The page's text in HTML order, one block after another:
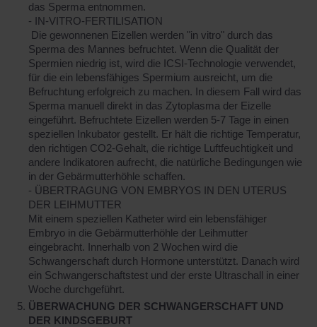
das Sperma entnommen.
- IN-VITRO-FERTILISATION
Die gewonnenen Eizellen werden "in vitro" durch das
Sperma des Mannes befruchtet. Wenn die Qualität der
Spermien niedrig ist, wird die ICSI-Technologie verwendet,
für die ein lebensfähiges Spermium ausreicht, um die
Befruchtung erfolgreich zu machen. In diesem Fall wird das
Sperma manuell direkt in das Zytoplasma der Eizelle
eingeführt. Befruchtete Eizellen werden 5-7 Tage in einen
speziellen Inkubator gestellt. Er hält die richtige Temperatur,
den richtigen CO2-Gehalt, die richtige Luftfeuchtigkeit und
andere Indikatoren aufrecht, die natürliche Bedingungen wie
in der Gebärmutterhöhle schaffen.
- ÜBERTRAGUNG VON EMBRYOS IN DEN UTERUS
DER LEIHMUTTER
Mit einem speziellen Katheter wird ein lebensfähiger
Embryo in die Gebärmutterhöhle der Leihmutter
eingebracht. Innerhalb von 2 Wochen wird die
Schwangerschaft durch Hormone unterstützt. Danach wird
ein Schwangerschaftstest und der erste Ultraschall in einer
Woche durchgeführt.
ÜBERWACHUNG DER SCHWANGERSCHAFT UND
DER KINDSGEBURT